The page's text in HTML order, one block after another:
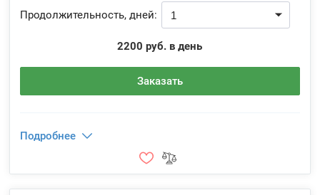
Продолжительность, дней:
2200 руб. в день
Заказать
Подробнее